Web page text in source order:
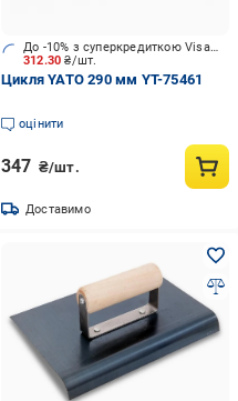
312.30₴/шт.
До -10% з суперкредиткою Visa Вигода
Цикля YATO 290 мм YT-75461
оцінити
347 ₴/шт.
Доставимо